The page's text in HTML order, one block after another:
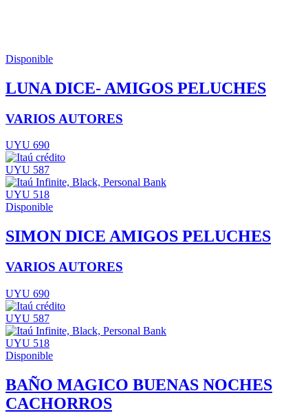
Disponible
LUNA DICE- AMIGOS PELUCHES
VARIOS AUTORES
UYU 690
UYU 587
UYU 518
Disponible
SIMON DICE AMIGOS PELUCHES
VARIOS AUTORES
UYU 690
UYU 587
UYU 518
Disponible
BAÑO MAGICO BUENAS NOCHES
CACHORROS